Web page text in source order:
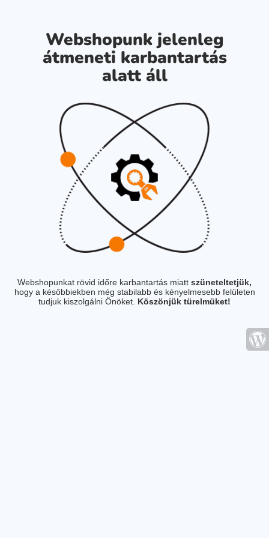
Webshopunk jelenleg
átmeneti karbantartás
alatt áll
Webshopunkat rövid időre karbantartás miatt szüneteltetjük,
hogy a későbbiekben még stabilabb és kényelmesebb felületen
tudjuk kiszolgálni Önöket. Köszönjük türelmüket!